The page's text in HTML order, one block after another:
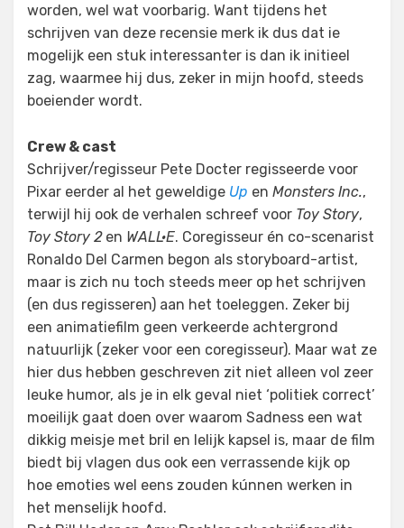
worden, wel wat voorbarig. Want tijdens het
schrijven van deze recensie merk ik dus dat ie
mogelijk een stuk interessanter is dan ik initieel
zag, waarmee hij dus, zeker in mijn hoofd, steeds
boeiender wordt.
Crew & cast
Schrijver/regisseur Pete Docter regisseerde voor
Pixar eerder al het geweldige Up en Monsters Inc.,
terwijl hij ook de verhalen schreef voor Toy Story,
Toy Story 2en WALL·E. Coregisseur én co-scenarist
Ronaldo Del Carmen begon als storyboard-artist,
maar is zich nu toch steeds meer op het schrijven
(en dus regisseren) aan het toeleggen. Zeker bij
een animatiefilm geen verkeerde achtergrond
natuurlijk (zeker voor een coregisseur). Maar wat ze
hier dus hebben geschreven zit niet alleen vol zeer
leuke humor, als je in elk geval niet ‘politiek correct’
moeilijk gaat doen over waarom Sadness een wat
dikkig meisje met bril en lelijk kapsel is, maar de film
biedt bij vlagen dus ook een verrassende kijk op
hoe emoties wel eens zouden kúnnen werken in
het menselijk hoofd.